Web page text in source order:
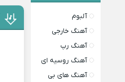
آلبوم
آهنگ خارجی
آهنگ رپ
آهنگ روسیه ای
آهنگ های بی